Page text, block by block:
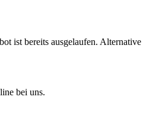
ist bereits ausgelaufen.
bei uns.